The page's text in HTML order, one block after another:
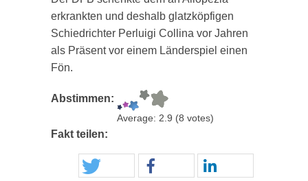
erkrankten und deshalb glatzköpfigen
Schiedrichter Perluigi Collina vor Jahren
als Präsent vor einem Länderspiel einen
Fön.
Abstimmen:
Average: 2.9 (8 votes)
Fakt teilen: